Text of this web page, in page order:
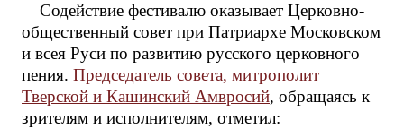
Содействие фестивалю оказывает Церковно-
общественный совет при Патриархе Московском
и всея Руси по развитию русского церковного
пения. Председатель совета, митрополит
Тверской и Кашинский Амвросий, обращаясь к
зрителям и исполнителям, отметил: